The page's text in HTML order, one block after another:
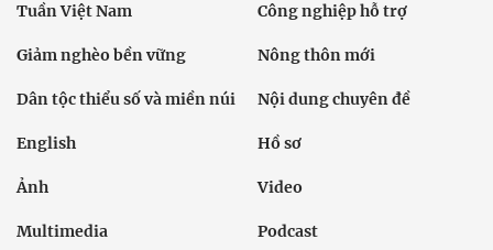
Tuần Việt Nam Công nghiệp hỗ trợ
Giảm nghèo bền vững Nông thôn mới
Dân tộc thiểu số và miền núi Nội dung chuyên đề
English Hồ sơ
Ảnh Video
Multimedia Podcast